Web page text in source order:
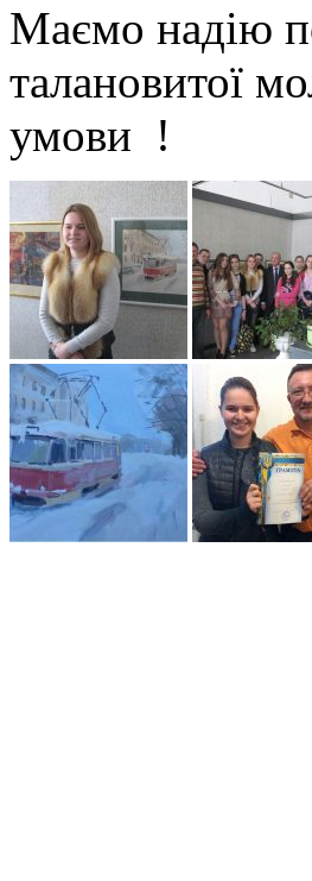
Маємо надію
талановитої
умови !